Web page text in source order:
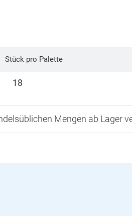
Stück pro Palette
18
Mengen ab Lager